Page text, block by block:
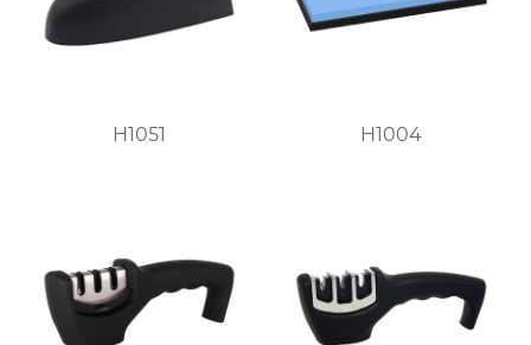
H1051 H1004